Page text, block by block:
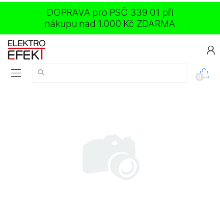
DOPRAVA pro PSČ 339 01 při
nákupu nad 1.000 Kč ZDARMA
Vyhledávání:
0